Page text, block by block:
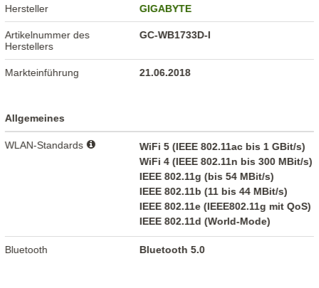
Hersteller GIGABYTE
Artikelnummer des
Herstellers
GC-WB1733D-I
Markteinführung 21.06.2018
Allgemeines
WLAN-Standards
WiFi 5 (IEEE 802.11ac bis 1 GBit/s)
WiFi 4 (IEEE 802.11n bis 300 MBit/s)
IEEE 802.11g (bis 54 MBit/s)
IEEE 802.11b (11 bis 44 MBit/s)
IEEE 802.11e (IEEE802.11g mit QoS)
IEEE 802.11d (World-Mode)
Bluetooth Bluetooth 5.0